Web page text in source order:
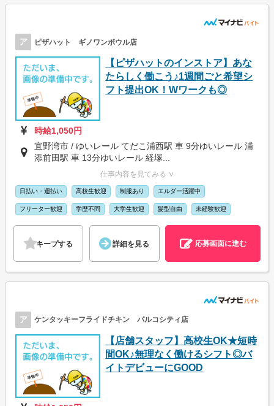
ア ピザハット ギノワンボウル店
【ピザハットのインストア】あな
たらしく働こう♪1週間ごと希望シ
フト提出OK！Wワークも◎
時給1,050円
宜野湾市 / ゆいレール てだこ浦西駅 車 9分ゆいレール 浦
添前田駅 車 13分ゆいレール 経塚...
仕事内容を見てみる ∨
日払い・週払い 高校生歓迎 制服あり エルダー活躍中
フリーター歓迎 学歴不問 大学生歓迎 髪型自由 未経験歓迎
キープする 詳細を見る 応募画面に進む
ア ケンタッキーフライドチキン パルコシティ店
【店舗スタッフ】高校生OK★短時
間OK♪無理なく働けるシフト◎バ
イトデビューにGOOD